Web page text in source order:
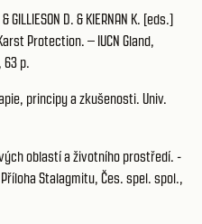
GILLIESON D. & KIERNAN K. [eds.]
Protection. – IUCN Gland,
63 p.
principy a zkušenosti. Univ.
oblastí a životního prostředí. -
Stalagmitu, Čes. spel. spol.,